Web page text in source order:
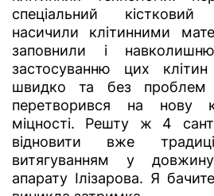
спеціальний
насичили клітинними
заповнили і
застосуванню цих
швидко та без проблем
перетворився на нову
міцності. Решту ж 4
відновити вже
витягуванням у
апарату Ілізарова. Я